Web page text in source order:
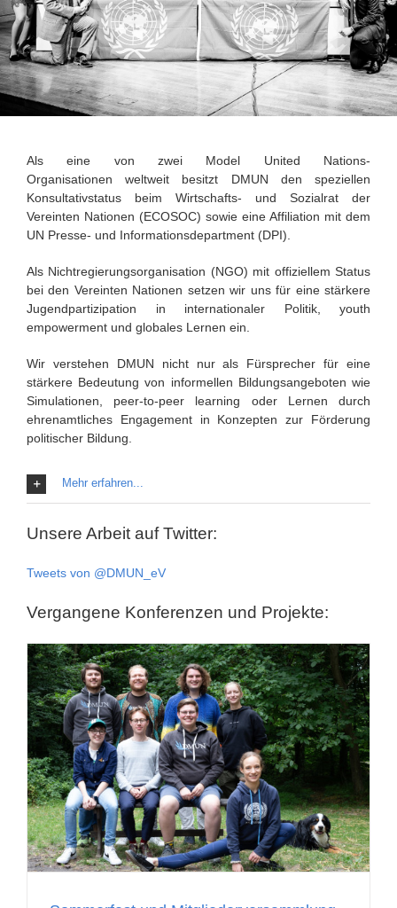
Als eine von zwei Model United Nations-
Organisationen weltweit besitzt DMUN den speziellen
Konsultativstatus beim Wirtschafts- und Sozialrat der
Vereinten Nationen (ECOSOC) sowie eine Affiliation mit dem
UN Presse- und Informationsdepartment (DPI).
Als Nichtregierungsorganisation (NGO) mit offiziellem Status
bei den Vereinten Nationen setzen wir uns für eine stärkere
Jugendpartizipation in internationaler Politik, youth
empowerment und globales Lernen ein.
Wir verstehen DMUN nicht nur als Fürsprecher für eine
stärkere Bedeutung von informellen Bildungsangeboten wie
Simulationen, peer-to-peer learning oder Lernen durch
ehrenamtliches Engagement in Konzepten zur Förderung
politischer Bildung.
Mehr erfahren...
Unsere Arbeit auf Twitter:
Tweets von @DMUN_eV
Vergangene Konferenzen und Projekte: